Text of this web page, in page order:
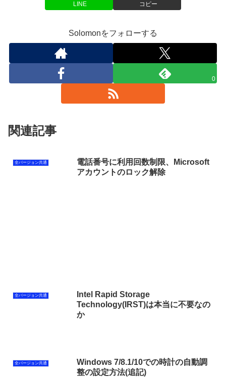
LINE コピー
Solomonをフォローする
0
関連記事
全バージョン共通
電話番号に利用回数制限、Microsoft
アカウントのロック解除
全バージョン共通
Intel Rapid Storage
Technology(IRST)は本当に不要なの
か
全バージョン共通
Windows 7/8.1/10での時計の自動調
整の設定方法(追記)